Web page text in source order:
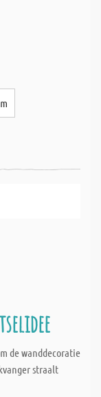
de wanddecoratie
straalt